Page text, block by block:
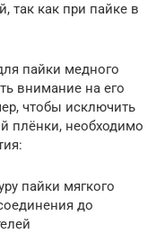
так как при пайке в
пайки медного
внимание на его
чтобы исключить
плёнки, необходимо
пайки мягкого
до